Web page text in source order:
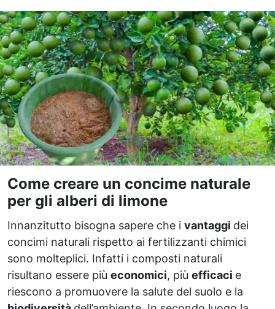
Come creare un concime naturale
per gli alberi di limone
Innanzitutto bisogna sapere che i vantaggi dei
concimi naturali rispetto ai fertilizzanti chimici
sono molteplici. Infatti i composti naturali
risultano essere più economici, più efficaci e
riescono a promuovere la salute del suolo e la